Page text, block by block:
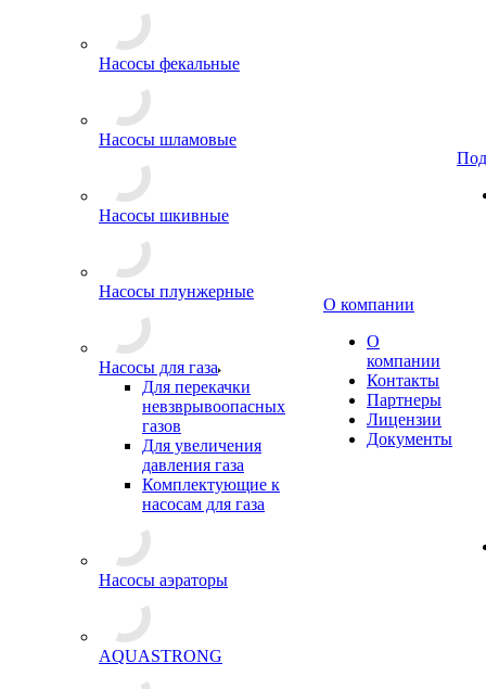
Насосы фекальные
Насосы шламовые
Насосы шкивные
Насосы плунжерные
Насосы для газа
Для перекачки
невзврывоопасных
газов
Для увеличения
давления газа
Комплектующие к
насосам для газа
Насосы аэраторы
AQUASTRONG
О компании
О
компании
Контакты
Партнеры
Лицензии
Документы